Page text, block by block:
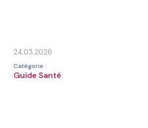
24.03.2026
Catégorie :
Guide Santé